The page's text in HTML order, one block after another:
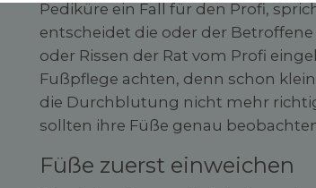
Pediküre ein Fall für den Profi,
entscheidet die oder der
oder Rissen der Rat vom Profi
Fußpflege achten, denn schon
die Durchblutung nicht mehr
sollten ihre Füße genau
Füße zuerst einweichen